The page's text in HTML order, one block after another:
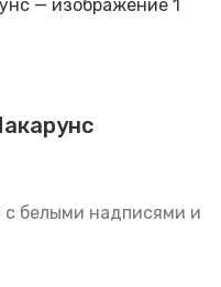
белыми надписями и